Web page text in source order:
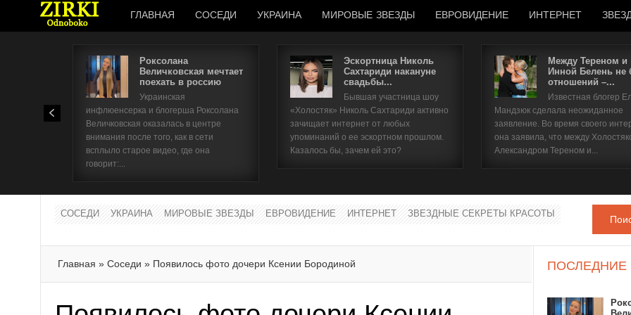
ГЛАВНАЯ СОСЕДИ УКРАИНА МИРОВЫЕ ЗВЕЗДЫ ЕВРОВИДЕНИЕ ИНТЕРНЕТ
Роксолана
Величковская мечтает
поехать в россию
Украинская
инфлюенсерка и блогерша Роксолана
Величковская оказалась в центре
внимания после того, как в сети
всплыло старое видео, где она
говорит:...
Эскортница Николь
Сахтариди накануне
свадьбы...
Бывшая участница шоу
«Холостяк» Николь Сахтариди активно
зачищает интернет от любых
упоминаний о ее эскортном прошлом.
Казалось бы, зачем ей это?
Между Тереном и
Инной Белень не
отношений –...
Известная блогер
Мандзюк сделала неожиданное
заявление. Во время своего
она заявила, что между
Александром Тереном и...
СОСЕДИ УКРАИНА МИРОВЫЕ ЗВЕЗДЫ ЕВРОВИДЕНИЕ ИНТЕРНЕТ ЗВЕЗДНЫЕ СЕКРЕТЫ КРАСОТЫ
Главная » Соседи » Появилось фото дочери Ксении Бородиной ПОСЛЕДНИЕ
Имя пользователя
Забыли имя пользователя?